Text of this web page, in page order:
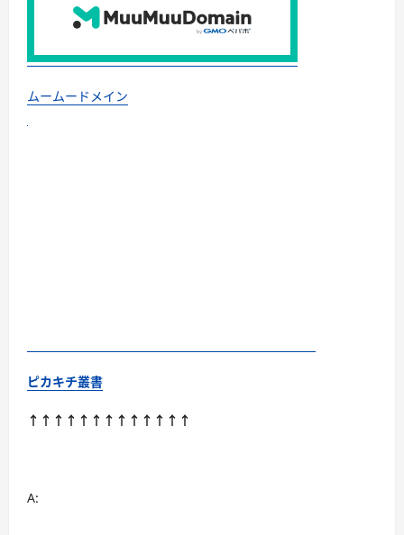
ムームードメイン
ピカキチ叢書
↑↑↑↑↑↑↑↑↑↑↑↑↑
A: